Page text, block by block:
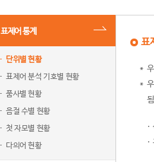
표제어 통계
단위별 현황
표제어 분석 기호별 현황
품사별 현황
음절 수별 현황
첫 자모별 현황
다의어 현황
표